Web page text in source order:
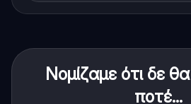
Νομίζαμε ότι δε
ποτέ...